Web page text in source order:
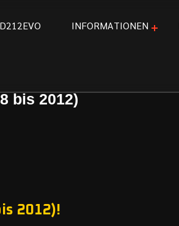
D21 2EVO INFORMATIONEN
bis 2012)
2012)!